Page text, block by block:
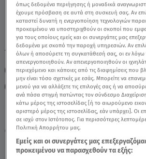
Πέμπτη 6 Αυγούστου 2026
21.12.21, 23:06 ΠΟΛΙΤΙΚΗ
TAGS: ΑΛΕΞΗΣ ΤΣΙΠΡΑΣ ΜΑΡΑ ΖΑΧΑΡΕΑ
ΣΥΝΕΝΤΕΥΞΗ ΤΣΙΠΡΑ ΑΛΕΞΗΣ ΤΣΙΠΡΑΣ
ΑΛΕΞΗΣ ΤΣΙΠΡΑΣ
ΔΕΛΤΙΟ ΕΙΔΗΣΕΩΝ STAR
όπως δεδομένα περιήγησης ή μοναδικά
έχουμε πρόσβαση σε αυτά στη συσκευή σας. Αν
καταστεί δυνατή η ενεργοποίηση τεχνολογιών
προκειμένου να υποστηριχθούν οι σκοποί που
για τους οποίους εμείς και οι συνεργάτες μας
δεδομένα με σκοπό την παροχή υπηρεσιών. Αν
όλων ή αποσύρετε τη συγκατάθεσή σας, οι εν λόγω
απενεργοποιηθούν. Αν απενεργοποιηθούν οι
περιεχόμενο και κάποιες από τις διαφημίσεις που
μην είναι τόσο σχετικές με εσάς. Μπορείτε να
μενού για να αλλάξετε τις επιλογές σας ή να
ανά πάσα στιγμή πατώντας τον σύνδεσμο
κάτω μέρος της ιστοσελίδας [ή το αιωρούμενο
αριστερό μέρος της ιστοσελίδας, εάν υπάρχει]. Οι
σε ισχύ στον Ιστότοπος. Για περισσότερες
Πολιτική Απορρήτου μας.
Εμείς και οι συνεργάτες μας
προκειμένου να παρασχεθούν τα εξής: